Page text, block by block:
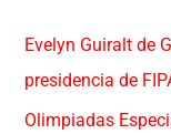
p
o
r
Evelyn Guiralt de
presidencia de
Olimpiadas